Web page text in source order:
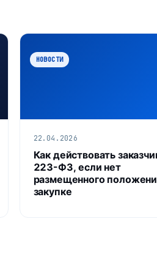
НОВОСТИ
22.04.2026
Как действовать
223-ФЗ, если нет
размещенного
закупке